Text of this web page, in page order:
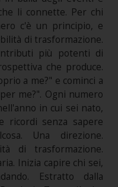
li connette. Per chi
c'è un principio, e
di trasformazione.
più potenti di
che produce.
a me?" e cominci a
me?". Ogni numero
in cui sei nato,
ricordi senza sapere
Una direzione.
di trasformazione.
Inizia capire chi sei,
Estratto dalla